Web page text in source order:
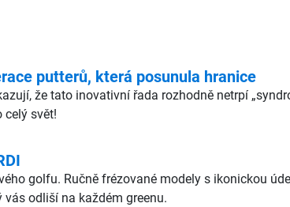
putterů, která posunula hranice
že tato inovativní řada rozhodně netrpí
celý svět!
golfu. Ručně frézované modely s ikonickou
odliší na každém greenu.